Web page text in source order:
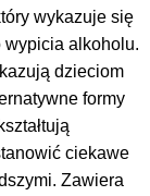
wykazuje się
wypicia alkoholu.
dzieciom
formy
ciekawe
Zawiera